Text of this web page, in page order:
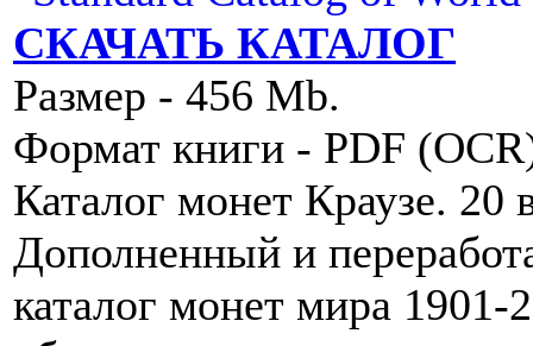
СКАЧАТЬ КАТАЛОГ
Размер - 456 Mb.
Формат книги - PDF
Каталог монет Краузе. 20
Дополненный и
каталог монет мира 1901-